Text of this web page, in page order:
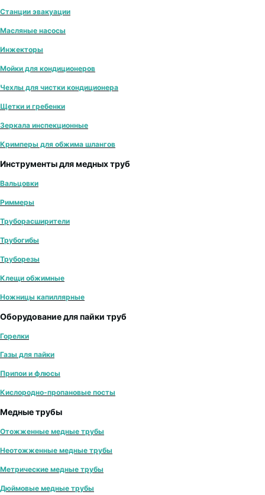
Станции эвакуации
Масляные насосы
Инжекторы
Мойки для кондиционеров
Чехлы для чистки кондиционера
Щетки и гребенки
Зеркала инспекционные
Кримперы для обжима шлангов
Инструменты для медных труб
Вальцовки
Риммеры
Труборасширители
Трубогибы
Труборезы
Клещи обжимные
Ножницы капиллярные
Оборудование для пайки труб
Горелки
Газы для пайки
Припои и флюсы
Кислородно-пропановые посты
Медные трубы
Отожженные медные трубы
Неотожженные медные трубы
Метрические медные трубы
Дюймовые медные трубы